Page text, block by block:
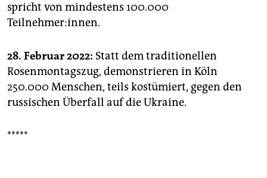
spricht von mindestens 100.000
Teilnehmer:innen.
28. Februar 2022: Statt dem traditionellen
Rosenmontagszug, demonstrieren in Köln
250.000 Menschen, teils kostümiert, gegen den
russischen Überfall auf die Ukraine.
*****